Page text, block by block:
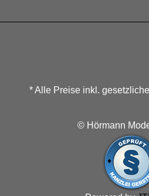
* Alle Preise inkl.
© Hörmann